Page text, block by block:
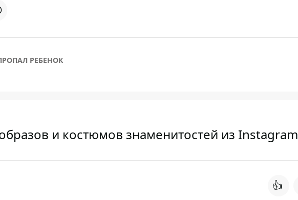
РЕБЕНОК
и костюмов знаменитостей из Instagram
👍